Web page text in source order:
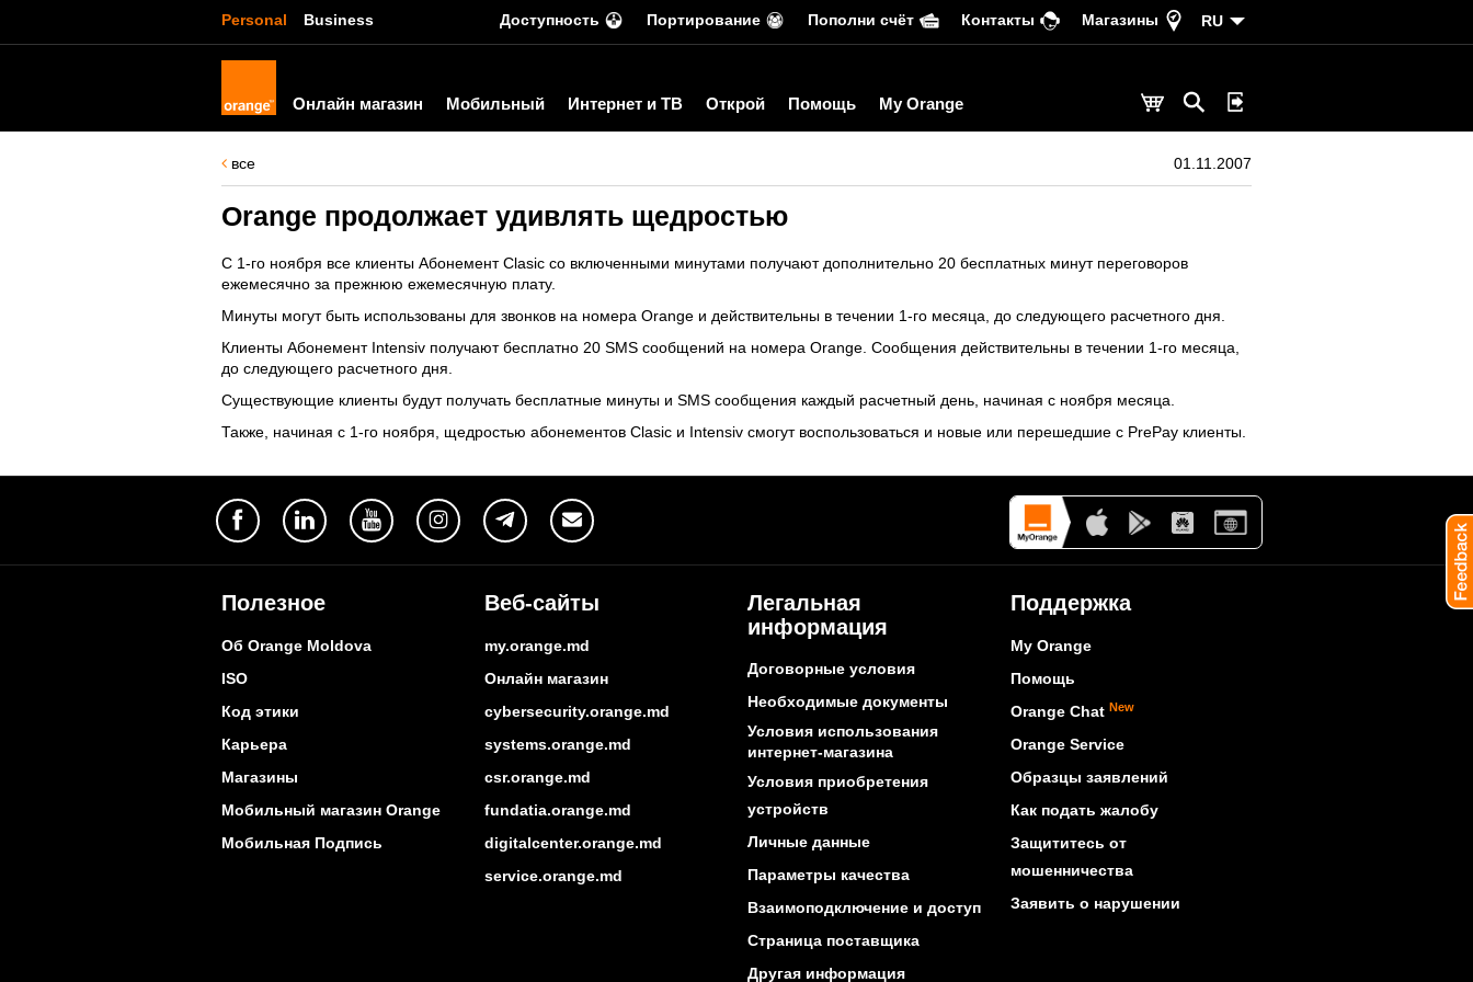
Personal Business Доступность Портирование Пополни счёт Контакты Магазины RU
Онлайн магазин Мобильный Интернет и ТВ Открой Помощь My Orange
все 01.11.2007
Orange продолжает удивлять щедростью
С 1-го ноября все клиенты Абонемент Clasic со включенными минутами получают дополнительно 20 бесплатных минут переговоров
ежемесячно за прежнюю ежемесячную плату.
Минуты могут быть использованы для звонков на номера Orange и действительны в течении 1-го месяца, до следующего расчетного дня.
Клиенты Абонемент Intensiv получают бесплатно 20 SMS сообщений на номера Orange. Сообщения действительны в течении 1-го месяца,
до следующего расчетного дня.
Существующие клиенты будут получать бесплатные минуты и SMS сообщения каждый расчетный день, начиная с ноября месяца.
Также, начиная с 1-го ноября, щедростью абонементов Clasic и Intensiv смогут воспользоваться и новые или перешедшие с PrePay клиенты.
Полезное
Об Orange Moldova
ISO
Код этики
Карьера
Магазины
Мобильный магазин Orange
Мобильная Подпись
Веб-сайты
my.orange.md
Онлайн магазин
cybersecurity.orange.md
systems.orange.md
csr.orange.md
fundatia.orange.md
digitalcenter.orange.md
service.orange.md
Легальная
информация
Договорные условия
Необходимые документы
Условия использования
интернет-магазина
Условия приобретения
устройств
Личные данные
Параметры качества
Взаимоподключение и доступ
Страница поставщика
Другая информация
Поддержка
My Orange
Помощь
Orange Chat New
Orange Service
Образцы заявлений
Как подать жалобу
Защититесь от
мошенничества
Заявить о нарушении